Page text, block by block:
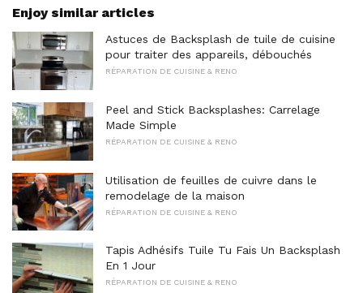
Enjoy similar articles
Astuces de Backsplash de tuile de cuisine
pour traiter des appareils, débouchés
RÉPARATION DE CUISINE & RENO
Peel and Stick Backsplashes: Carrelage
Made Simple
RÉPARATION DE CUISINE & RENO
Utilisation de feuilles de cuivre dans le
remodelage de la maison
RÉPARATION DE CUISINE & RENO
Tapis Adhésifs Tuile Tu Fais Un Backsplash
En 1 Jour
RÉPARATION DE CUISINE & RENO